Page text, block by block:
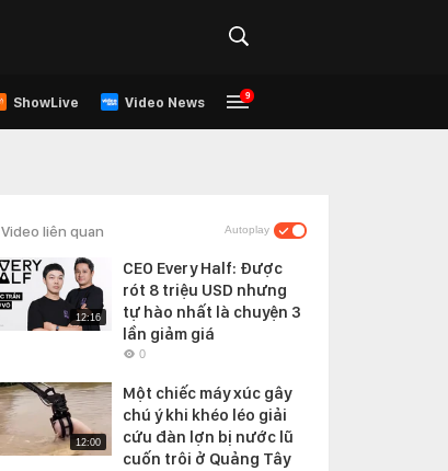
ShowLive Video News 9
Video liên quan Autoplay
12:16
CEO Every Half: Được
rót 8 triệu USD nhưng
tự hào nhất là chuyện 3
lần giảm giá
0
12:00
Một chiếc máy xúc gây
chú ý khi khéo léo giải
cứu đàn lợn bị nước lũ
cuốn trôi ở Quảng Tây